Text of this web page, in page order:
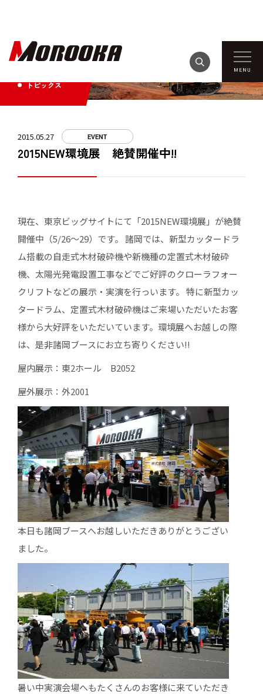
トピックス
2015.05.27 EVENT
2015NEW環境展 絶賛開催中!!
現在、東京ビッグサイトにて「2015NEW環境展」が絶賛
開催中（5/26～29）です。 諸岡では、新型カッタードラ
ム搭載の自走式木材破砕機や新機種の定置式木材破砕
機、太陽光発電設置工事などでご好評のクローラフォー
クリフトなどの展示・実演を行っいます。 特に新型カッ
タードラム、定置式木材破砕機はご来場いただいたお客
様から大好評をいただいています。環境展へお越しの際
は、是非諸岡ブースにお立ち寄りください!!
屋内展示：東2ホール B2052
屋外展示：外2001
本日も諸岡ブースへお越しいただきありがとうござい
ました。
暑い中実演会場へもたくさんのお客様に来ていただき